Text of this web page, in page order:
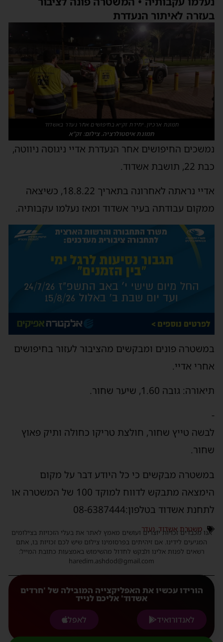
בעזרה לאיתור הנעדרת
תמונת ארכיון. יחידת זק״א בחיפושים אחר נעדר באשדוד
תמונת איסטולרציה. צילום: זק"א
נמשכים החיפושים אחר הנעדרת אדיי ניגוסה ניווטה,
כבת 22, תושבת אשדוד.
אדיי נראתה לאחרונה בתאריך 18.8.22, כשיצאה
ממקום עבודתה בעיר אשדוד ומאז נעלמו עקבותיה.
במשטרה פונים ומבקשים מהציבור לעזור בחיפושים
אחרי אדיי.
תיאורה: גובה 1.60, שיער שחור.
-
לבשה טייץ שחור, חולצת טריקו כחולה ותיק פאוץ
שחור.
במשטרה מבקשים כי כל היודע דבר על מקום
הימצאה מתבקש לדווח למוקד 100 של המשטרה או
לתחנת אשדוד בטלפון:‏‪08-6387444
משטרת אשדוד, נעדר
אנו מכבדים זכויות יוצרים ועושים מאמץ לאתר את בעלי הזכויות בצילומים
המגיעים לידינו. אם זיהיתים בפרסומינו צילום שיש לכם זכויות בו, אתם
רשאים לפנות אלינו ולבקש לחדול מהשימוש באמצעות כתובת המייל:
haredim.ashdod@gmail.com
הורידו עכשיו את האפליקצייה המובילה של 'חרדים
אשדוד' אליכם לנייד
לאנדורואיד
לאפל